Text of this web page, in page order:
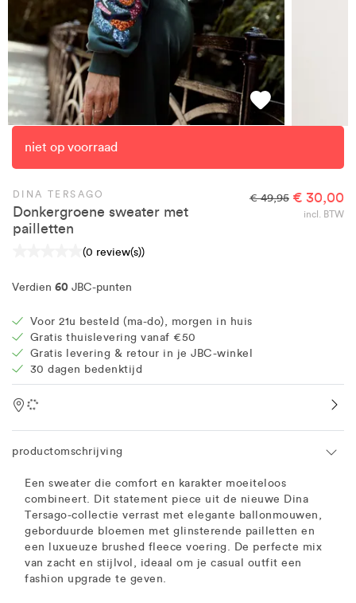
niet op voorraad
DINA TERSAGO
Donkergroene sweater met
pailletten
(0 review(s))
€ 49,95 € 30,00
incl. BTW
Verdien 60 JBC-punten
Voor 21u besteld (ma-do), morgen in huis
Gratis thuislevering vanaf €50
Gratis levering & retour in je JBC-winkel
30 dagen bedenktijd
Location
productomschrijving
Een sweater die comfort en karakter moeiteloos
combineert. Dit statement piece uit de nieuwe Dina
Tersago-collectie verrast met elegante ballonmouwen,
geborduurde bloemen met glinsterende pailletten en
een luxueuze brushed fleece voering. De perfecte mix
van zacht en stijlvol, ideaal om je casual outfit een
fashion upgrade te geven.